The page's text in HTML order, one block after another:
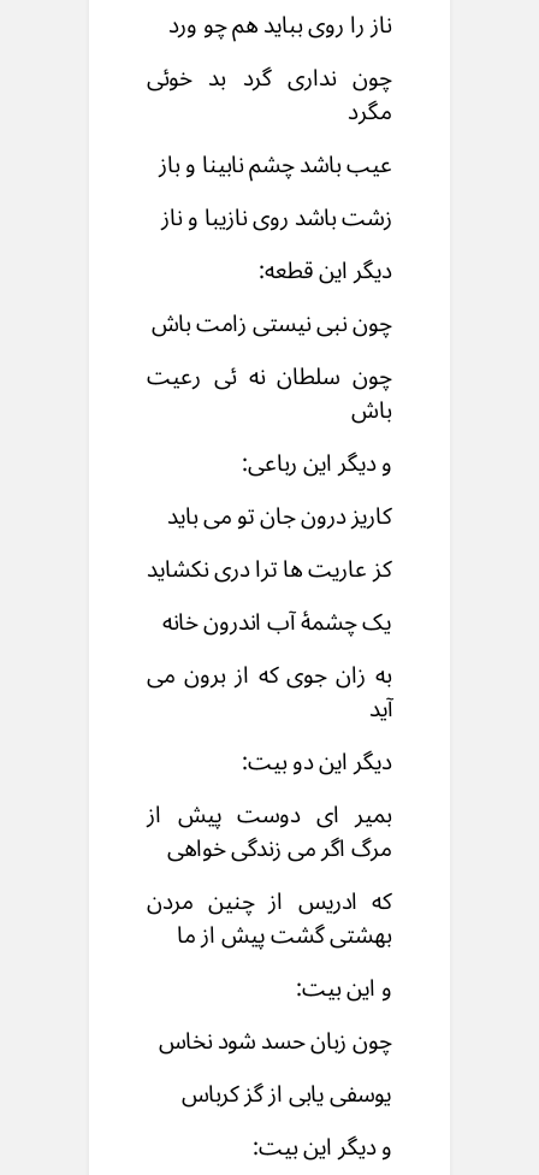
ناز را روی بباید هم چو ورد
چون نداری گرد بد خوئی
مگرد
عیب باشد چشم نابینا و باز
زشت باشد روی نازیبا و ناز
دیگر این قطعه:
چون نبی نیستی زامت باش
چون سلطان نه ئی رعیت
باش
و دیگر این رباعی:
کاریز درون جان تو می باید
کز عاریت ها ترا دری نکشاید
یک چشمۀ آب اندرون خانه
به زان جوی که از برون می
آید
دیگر این دو بیت:
بمیر ای دوست پیش از
مرگ اگر می زندگی خواهی
که ادریس از چنین مردن
بهشتی گشت پیش از ما
و این بیت:
چون زبان حسد شود نخاس
یوسفی یابی از گز کرباس
و دیگر این بیت: